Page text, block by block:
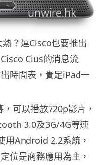
？連Cisco也要推出
Cius的消息流
時間表，貴足iPad一
可以播放720p影片，
3.0及3G/4G等連
用Android 2.2系統，
位是商務應用為主，